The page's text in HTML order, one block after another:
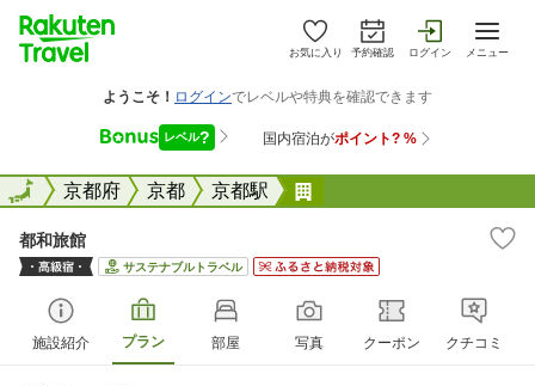
お気に入り 予約確認 ログイン メニュー
全国京都府 京都 京都駅
全国
都和旅館
サステナブルトラベル
施設紹介 プラン 部屋 写真 クーポン クチコミ